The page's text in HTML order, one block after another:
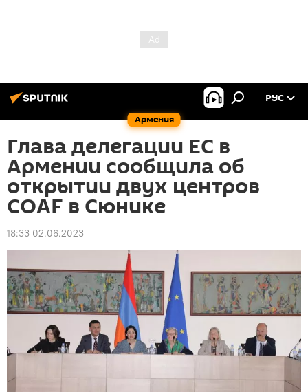
Армения
РУС
Глава делегации ЕС в
Армении сообщила об
открытии двух центров
COAF в Сюнике
18:33 02.06.2023